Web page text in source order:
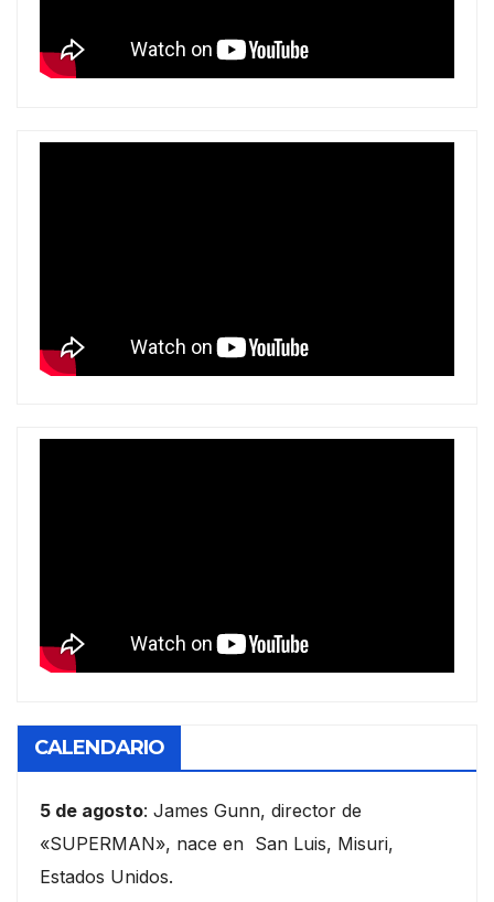
CALENDARIO
5 de agosto: James Gunn, director de
«SUPERMAN», nace en San Luis, Misuri,
Estados Unidos.